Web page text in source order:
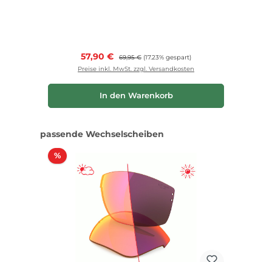
Verkaufspreis:
57,90 € Regulärer Preis:
69,95 € (17.23% gespart)
Preise inkl. MwSt. zzgl. Versandkosten
In den Warenkorb
Produktgalerie überspringen
passende Wechselscheiben
%Rabatt